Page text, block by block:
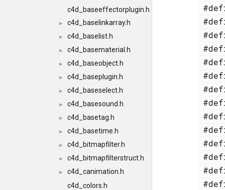
c4d_baseeffectorplugin.h
► c4d_baselinkarray.h
► c4d_baselist.h
► c4d_basematerial.h
► c4d_baseobject.h
► c4d_baseplugin.h
► c4d_baseselect.h
► c4d_basesound.h
► c4d_basetag.h
► c4d_basetime.h
► c4d_bitmapfilter.h
► c4d_bitmapfilterstruct.h
►
c4d_canimation.h
c4d_colors.h